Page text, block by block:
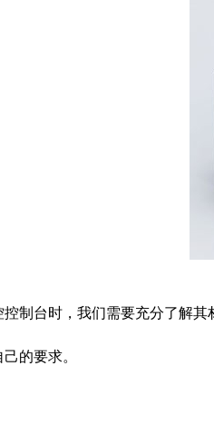
台时，我们需要充分了解其
的要求。